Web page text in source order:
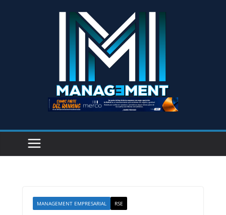
MANAGEMENT EMPRESARIAL RSE